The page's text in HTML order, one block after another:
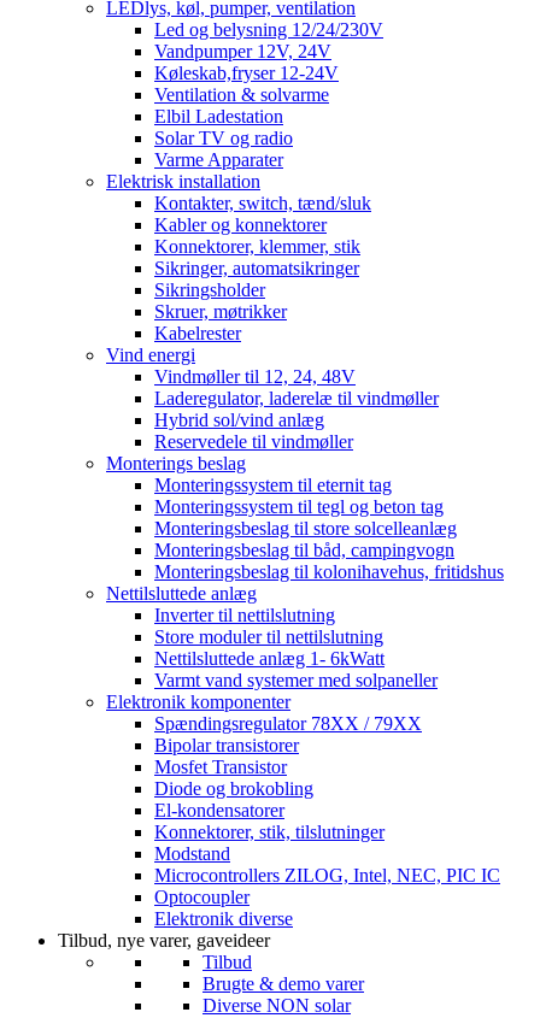
LEDlys, køl, pumper, ventilation
Led og belysning 12/24/230V
Vandpumper 12V, 24V
Køleskab,fryser 12-24V
Ventilation & solvarme
Elbil Ladestation
Solar TV og radio
Varme Apparater
Elektrisk installation
Kontakter, switch, tænd/sluk
Kabler og konnektorer
Konnektorer, klemmer, stik
Sikringer, automatsikringer
Sikringsholder
Skruer, møtrikker
Kabelrester
Vind energi
Vindmøller til 12, 24, 48V
Laderegulator, laderelæ til vindmøller
Hybrid sol/vind anlæg
Reservedele til vindmøller
Monterings beslag
Monteringssystem til eternit tag
Monteringssystem til tegl og beton tag
Monteringsbeslag til store solcelleanlæg
Monteringsbeslag til båd, campingvogn
Monteringsbeslag til kolonihavehus, fritidshus
Nettilsluttede anlæg
Inverter til nettilslutning
Store moduler til nettilslutning
Nettilsluttede anlæg 1- 6kWatt
Varmt vand systemer med solpaneller
Elektronik komponenter
Spændingsregulator 78XX / 79XX
Bipolar transistorer
Mosfet Transistor
Diode og brokobling
El-kondensatorer
Konnektorer, stik, tilslutninger
Modstand
Microcontrollers ZILOG, Intel, NEC, PIC IC
Optocoupler
Elektronik diverse
Tilbud, nye varer, gaveideer
Tilbud
Brugte & demo varer
Diverse NON solar